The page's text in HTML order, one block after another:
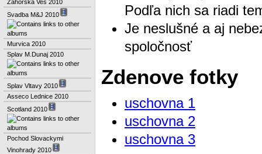
Zahorska Ves 2010
Svadba M&J 2010
Murvica 2010
Splav M.Dunaj 2010
Splav Vltavy 2010
Asseco Lednice 2010
Scotland 2010
Pochod Slovackymi
Vinohrady 2010
Podľa nich sa riadi
Je neslušné a aj
spoločnosť
Zdenove fotky
uschovna 1
uschovna 2
uschovna 3